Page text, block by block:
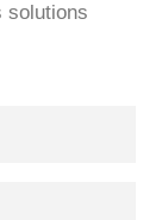
solutions